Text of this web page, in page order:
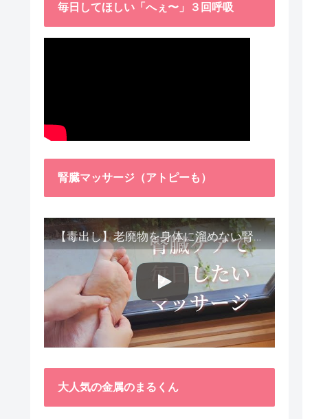
毎日してほしい「へぇ〜」３回呼吸
腎臓マッサージ（アトピーも）
【毒出し】老廃物を身体に溜めない腎臓ケア４種をご紹介します。
大人気の金属のまるくん